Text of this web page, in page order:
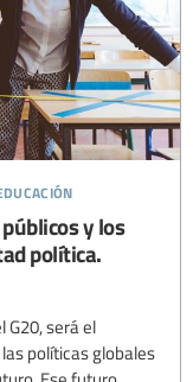
y los
política.
G20, será el
políticas globales